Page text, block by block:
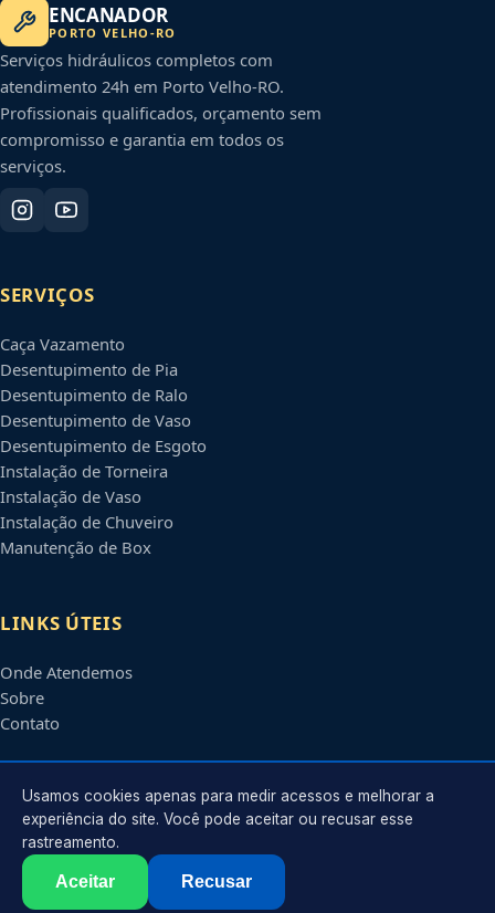
ENCANADOR
PORTO VELHO -RO
Serviços hidráulicos completos com
atendimento 24h em Porto Velho-RO.
Profissionais qualificados, orçamento sem
compromisso e garantia em todos os
serviços.
SERVIÇOS
Caça Vazamento
Desentupimento de Pia
Desentupimento de Ralo
Desentupimento de Vaso
Desentupimento de Esgoto
Instalação de Torneira
Instalação de Vaso
Instalação de Chuveiro
Manutenção de Box
LINKS ÚTEIS
Onde Atendemos
Sobre
Contato
CONTATO
Atendimento em
contato@encanadoremportovelho.com.br
2026 Encanador emPorto Velho
. Todos os direitos reservados.
Usamos cookies apenas para medir acessos e melhorar a
experiência do site. Você pode aceitar ou recusar esse
rastreamento.
Aceitar Recusar